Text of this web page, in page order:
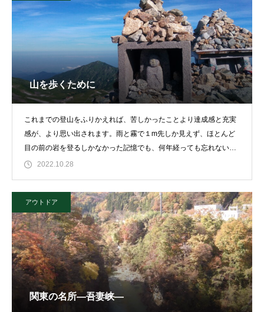
山を歩くために
これまでの登山をふりかえれば、苦しかったことより達成感と充実
感が、より思い出されます。雨と霧で１m先しか見えず、ほとんど
目の前の岩を登るしかなかった記憶でも、何年経っても忘れないで
いるというのは、その
2022.10.28
アウトドア
関東の名所―吾妻峡―